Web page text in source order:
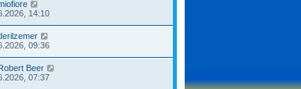
14:10
09:36
Robert Beer
07:37